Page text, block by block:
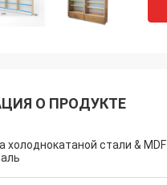
О ПРОДУКТЕ
холоднокатаной стали & MDF